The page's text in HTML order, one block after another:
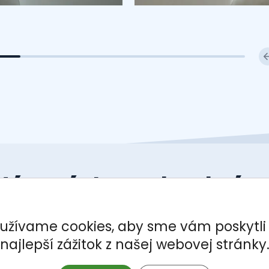
záujem o
nám
cookies, aby sme vám
najlepší zážitok z našej webovej stránky.